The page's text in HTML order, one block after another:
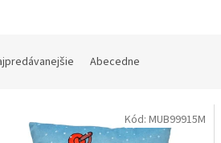
Abecedne
Kód: MUB99915M